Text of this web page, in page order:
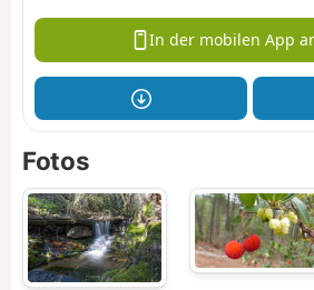
In der mobilen App
Fotos